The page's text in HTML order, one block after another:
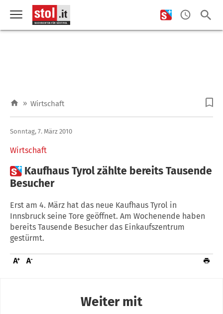
» Wirtschaft
Wirtschaft
Sonntag, 7. März 2010
 Kaufhaus Tyrol zählte bereits Tausende
Besucher
Erst am 4. März hat das neue Kaufhaus Tyrol in
Innsbruck seine Tore geöffnet. Am Wochenende haben
bereits Tausende Besucher das Einkaufszentrum
gestürmt.